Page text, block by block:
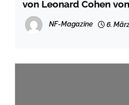
von Leonard Cohen
D’Arrietta und Band
NF-Magazine 6.